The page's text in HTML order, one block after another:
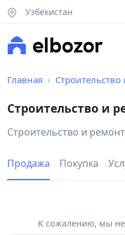
Узбекистан
Главная
Строительство и
Строительство и
Продажа Покупка
К сожалению, мы не